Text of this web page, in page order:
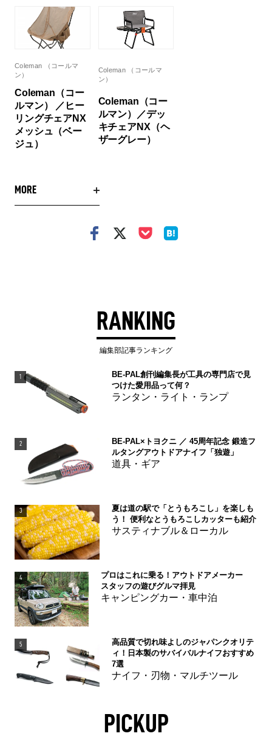
Coleman （コールマ
ン）
Coleman（コー
ルマン） ／ヒー
リングチェアNX
メッシュ（ベー
ジュ）
Coleman （コールマ
ン）
Coleman（コー
ルマン）／デッ
キチェアNX（ヘ
ザーグレー）
MORE
RANKING
編集部記事ランキング
1
BE-PAL創刊編集長が工具の専門店で見
つけた愛用品って何？
ランタン・ライト・ランプ
2
BE-PAL×トヨクニ ／ 45周年記念 鍛造フ
ルタングアウトドアナイフ「独遊」
道具・ギア
3
夏は道の駅で「とうもろこし」を楽しも
う！ 便利なとうもろこしカッターも紹介
サスティナブル＆ローカル
4
プロはこれに乗る！アウトドアメーカー
スタッフの遊びグルマ拝見
キャンピングカー・車中泊
5
高品質で切れ味よしのジャパンクオリテ
ィ！日本製のサバイバルナイフおすすめ
7選
ナイフ・刃物・マルチツール
PICKUP